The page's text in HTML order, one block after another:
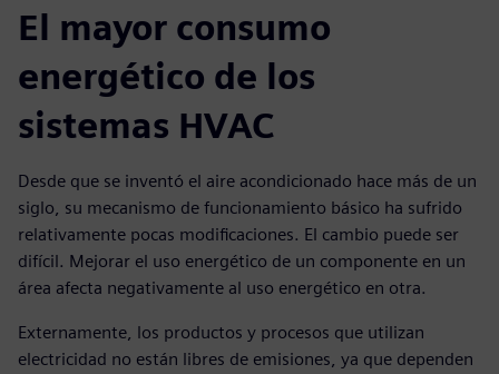
El mayor consumo
energético de los
sistemas HVAC
Desde que se inventó el aire acondicionado hace más de un
siglo, su mecanismo de funcionamiento básico ha sufrido
relativamente pocas modificaciones. El cambio puede ser
difícil. Mejorar el uso energético de un componente en un
área afecta negativamente al uso energético en otra.
Externamente, los productos y procesos que utilizan
electricidad no están libres de emisiones, ya que dependen